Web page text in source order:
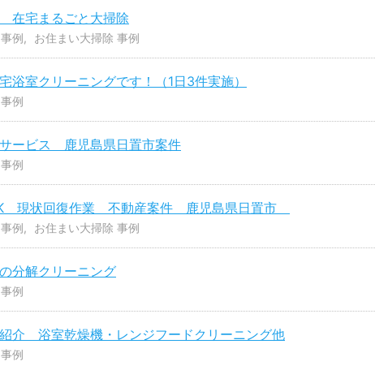
在宅まるごと大掃除
例 お住まい大掃除 事例
浴室クリーニングです！（1日3件実施）
例
ービス 鹿児島県日置市案件
例
現状回復作業 不動産案件 鹿児島県日置市
例 お住まい大掃除 事例
分解クリーニング
例
介 浴室乾燥機・レンジフードクリーニング他
例